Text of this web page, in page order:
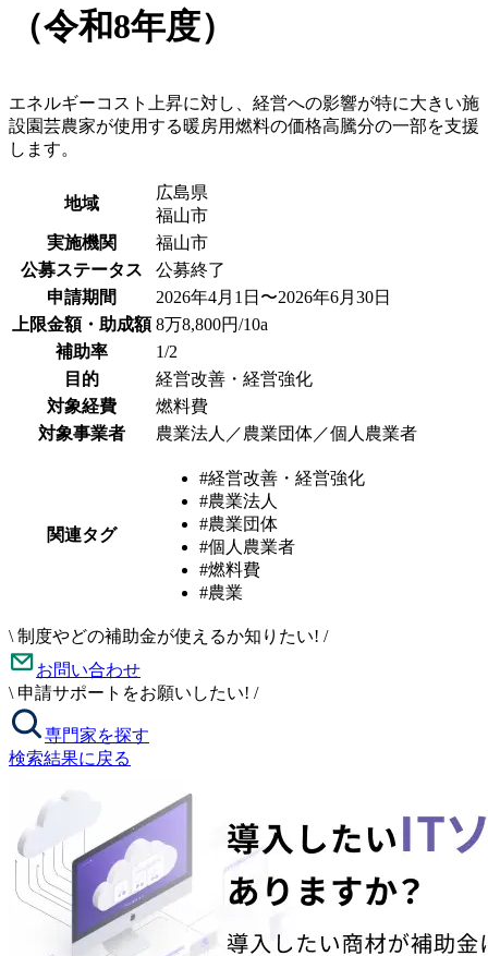
（令和8年度）
エネルギーコスト上昇に対し、経営への影響が特に大きい施
設園芸農家が使用する暖房用燃料の価格高騰分の一部を支援
します。
地域
広島県
福山市
実施機関
福山市
公募ステータス
公募終了
申請期間
2026年4月1日〜2026年6月30日
上限金額・助成額 8万8,800円/10a
補助率
1/2
目的
経営改善・経営強化
対象経費
燃料費
対象事業者
農業法人／農業団体／個人農業者
関連タグ
#経営改善・経営強化
#農業法人
#農業団体
#個人農業者
#燃料費
#農業
\ 制度やどの補助金が使えるか知りたい! /
お問い合わせ
\ 申請サポートをお願いしたい! /
専門家を探す
検索結果に戻る